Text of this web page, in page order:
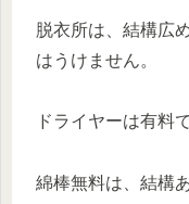
脱衣所は、結構広
はうけません。
ドライヤーは有料
綿棒無料は、結構